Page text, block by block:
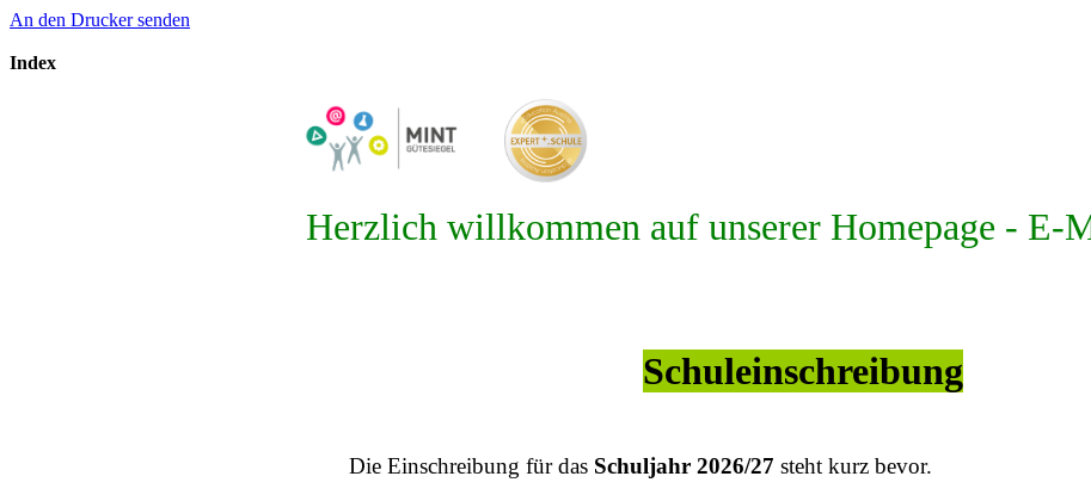
An den Drucker senden
Index
Herzlich willkommen auf unserer Homepage - E-
Schuleinschreibung
Die Einschreibung für das Schuljahr 2026/27 steht kurz bevor.